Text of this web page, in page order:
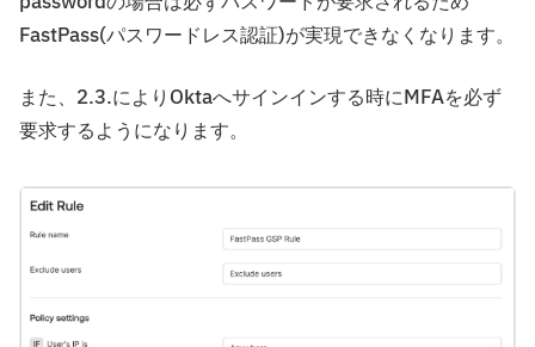
FastPass(パスワードレス認証)が実現できなくなります。
また、2.3.によりOktaへサインインする時にMFAを必ず
要求するようになります。